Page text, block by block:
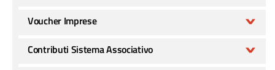
Voucher Imprese
Contributi Sistema Associativo